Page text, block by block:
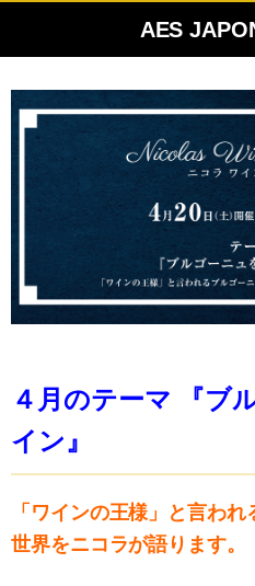
AES
４月のテーマ 『ブ
イン』
「ワインの王様」と言わ
世界をニコラが語ります。